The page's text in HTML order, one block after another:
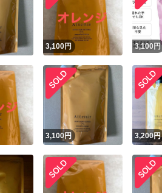
3,100円 3,100 円
3,100円 3,200円